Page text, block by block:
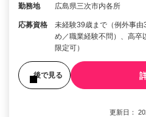
勤務地 広島県三次市内各所
応募資格
未経験39歳まで（例外事
め／職業経験不問）、高
限定可）
後で見る
更新日：